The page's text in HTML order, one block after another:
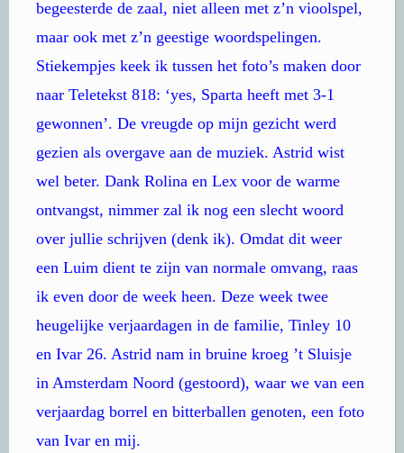
begeesterde de zaal, niet alleen met z’n vioolspel,
maar ook met z’n geestige woordspelingen.
Stiekempjes keek ik tussen het foto’s maken door
naar Teletekst 818: ‘yes, Sparta heeft met 3-1
gewonnen’. De vreugde op mijn gezicht werd
gezien als overgave aan de muziek. Astrid wist
wel beter. Dank Rolina en Lex voor de warme
ontvangst, nimmer zal ik nog een slecht woord
over jullie schrijven (denk ik). Omdat dit weer
een Luim dient te zijn van normale omvang, raas
ik even door de week heen. Deze week twee
heugelijke verjaardagen in de familie, Tinley 10
en Ivar 26. Astrid nam in bruine kroeg ’t Sluisje
in Amsterdam Noord (gestoord), waar we van een
verjaardag borrel en bitterballen genoten, een foto
van Ivar en mij.